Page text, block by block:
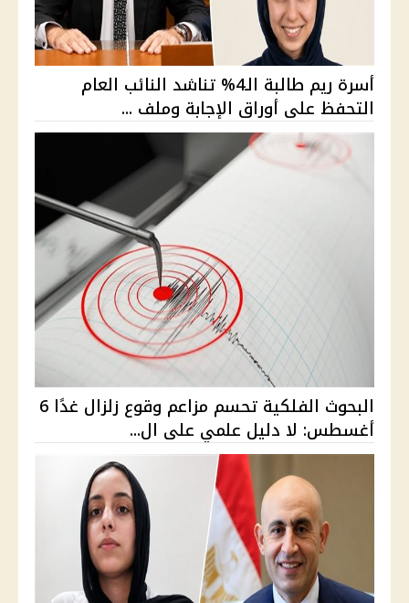
أسرة ريم طالبة الـ4% تناشد النائب العام
التحفظ على أوراق الإجابة وملف ...
البحوث الفلكية تحسم مزاعم وقوع زلزال غدًا 6
أغسطس: لا دليل علمي على ال...